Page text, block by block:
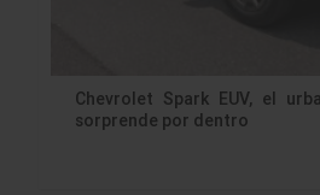
Chevrolet Spark EUV, el
sorprende por dentro